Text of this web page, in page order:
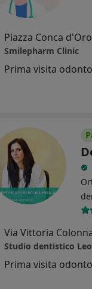
Piazza Conca
Smilepharm Clinic
Prima visita
Via Vittoria
Studio dentistico
Prima visita